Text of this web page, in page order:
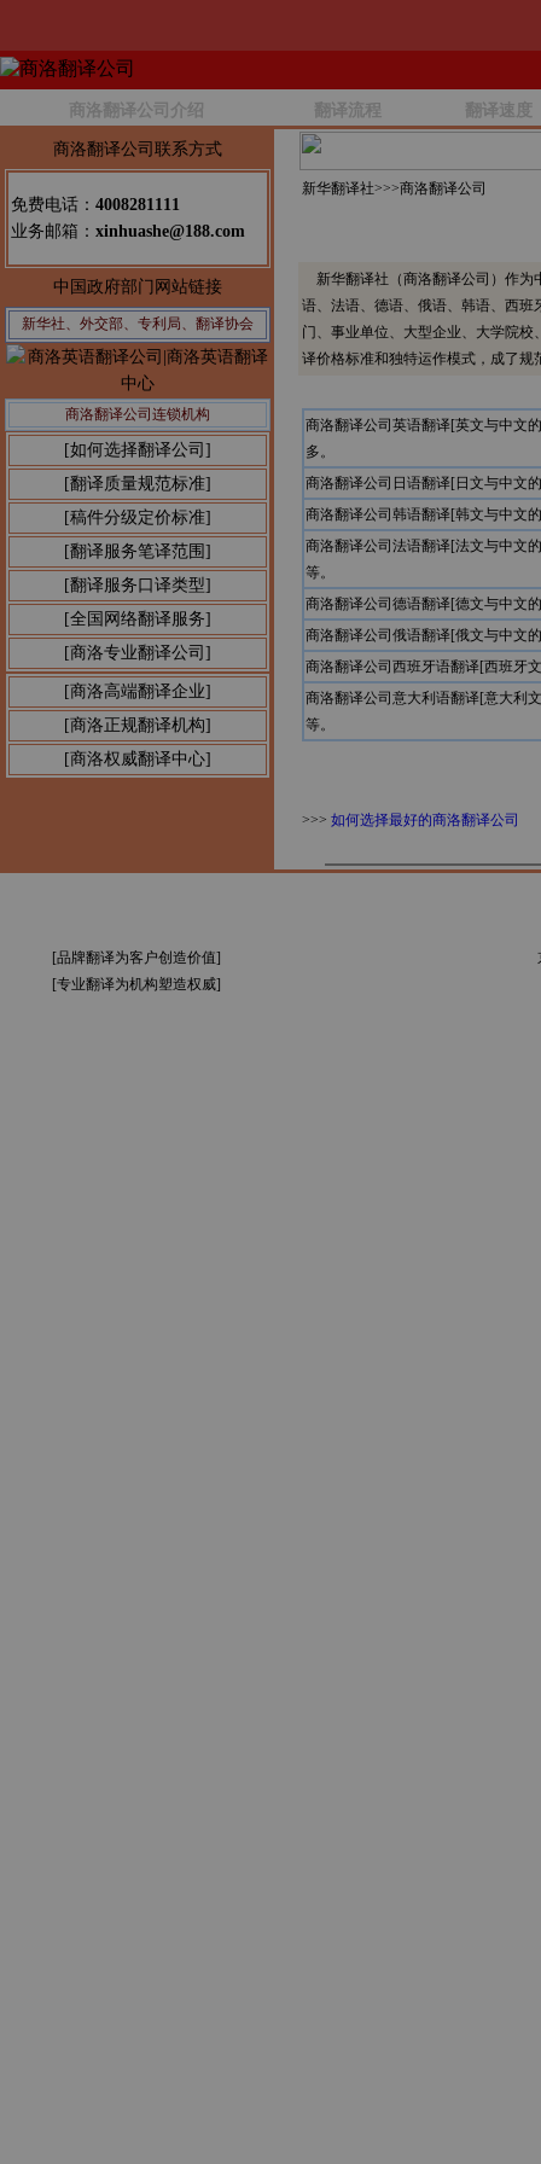
商洛翻译公司介绍 翻译流程 翻译速度
商洛翻译公司联系方式
免费电话： 4008281111
业务邮箱： xinhuashe@188.com
中国政府部门网站链接
新华社、外交部、专利局、翻译协会
商洛翻译公司连锁机构
[如何选择翻译公司]
[翻译质量规范标准]
[稿件分级定价标准]
[翻译服务笔译范围]
[翻译服务口译类型]
[全国网络翻译服务]
[商洛专业翻译公司]
[商洛高端翻译企业]
[商洛正规翻译机构]
[商洛权威翻译中心]
新华翻译社>>>商洛翻译公司
新华翻译社（商洛翻译公司）作为
语、法语、德语、俄语、韩语、西
门、事业单位、大型企业、大学院
译价格标准和独特运作模式，成了
商洛翻译公司英语翻译[英文与中文
多。
商洛翻译公司日语翻译[日文与中文
商洛翻译公司韩语翻译[韩文与中文
商洛翻译公司法语翻译[法文与中文
等。
商洛翻译公司德语翻译[德文与中文
商洛翻译公司俄语翻译[俄文与中文
商洛翻译公司西班牙语翻译[西班牙
商洛翻译公司意大利语翻译[意大利
等。
>>> 如何选择最好的商洛翻译公司
[品牌翻译为客户创造价值]
[专业翻译为机构塑造权威]